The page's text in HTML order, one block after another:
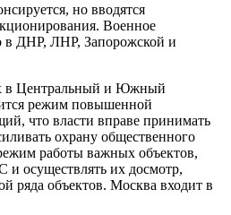
но вводятся
Военное
в ДНР, ЛНР, Запорожской и
в Центральный и Южный
режим повышенной
что власти вправе принимать
охрану общественного
работы важных объектов,
и осуществлять их досмотр,
ряда объектов. Москва входит в